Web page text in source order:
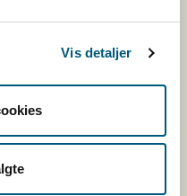
Vis detaljer